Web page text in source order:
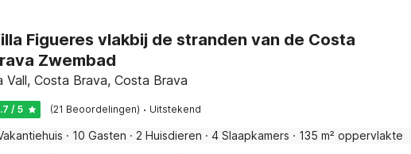
Figueres vlakbij de stranden van de Costa
Zwembad
Vall, Costa Brava, Costa Brava
/ 5 (21 Beoordelingen) · Uitstekend
· 10 Gasten · 2 Huisdieren · 4 Slaapkamers · 135 m² oppervlakte